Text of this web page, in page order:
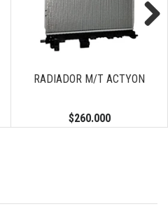
RADIADOR M/T ACTYON
$260.000